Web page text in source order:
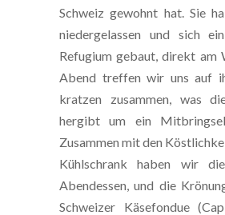
Schweiz gewohnt hat. Sie
niedergelassen und sich
Refugium gebaut, direkt am
Abend treffen wir uns auf
kratzen zusammen, was
hergibt um ein
Zusammen mit den
Kühlschrank haben wir
Abendessen, und die
Schweizer Käsefondue